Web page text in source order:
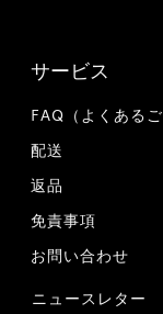
サービス
FAQ（よくある
配送
返品
免責事項
お問い合わせ
ニュースレター